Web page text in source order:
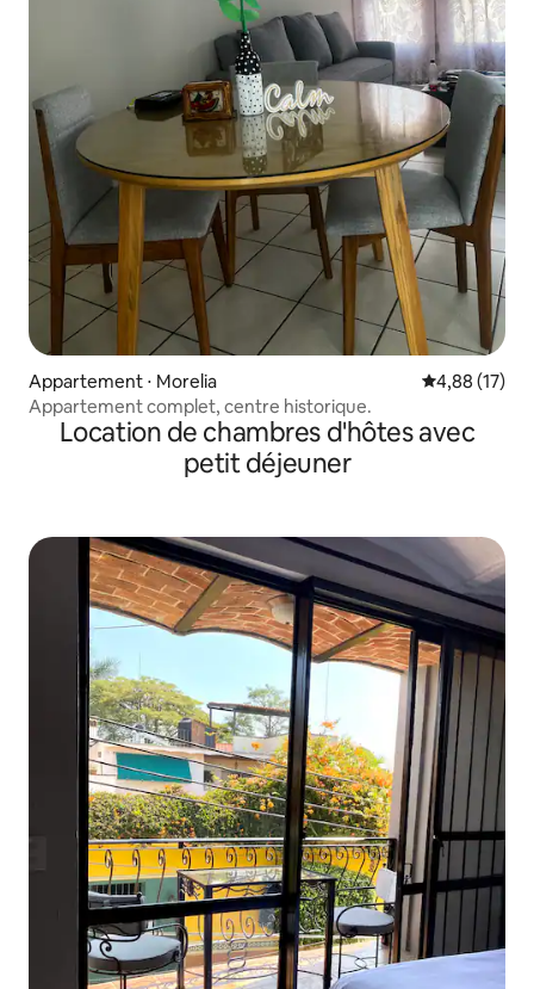
Appartement ⋅ Morelia Évaluation
4,88 (17)
Appartement complet, centre historique.
Location de chambres d'hôtes avec
petit déjeuner